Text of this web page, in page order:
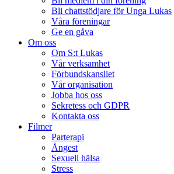
Bli chattstödjare för Unga Lukas
Våra föreningar
Ge en gåva
Om oss
Om S:t Lukas
Vår verksamhet
Förbundskansliet
Vår organisation
Jobba hos oss
Sekretess och GDPR
Kontakta oss
Filmer
Parterapi
Ångest
Sexuell hälsa
Stress